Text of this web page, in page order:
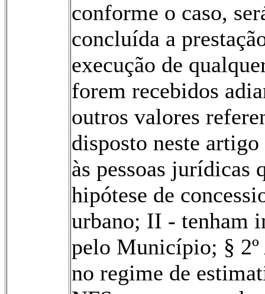
conforme o caso,
concluída a
execução de
forem recebidos
outros valores
disposto neste
às pessoas jurídicas
hipótese de
urbano; II - tenham
pelo Município; § 2º
no regime de